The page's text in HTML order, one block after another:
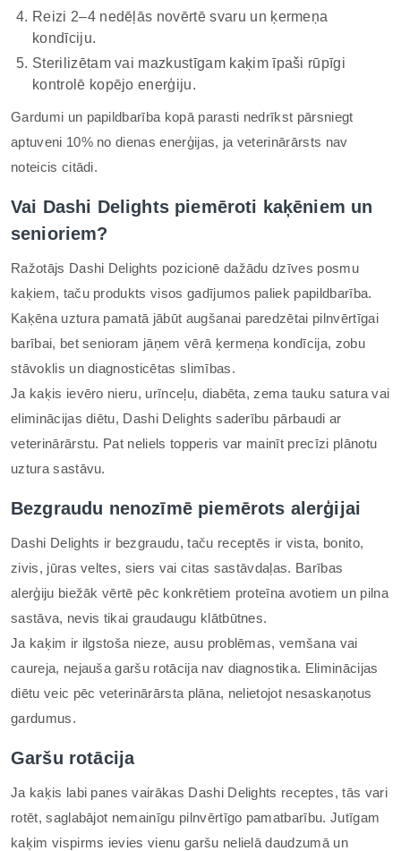
Reizi 2–4 nedēļās novērtē svaru un ķermeņa
kondīciju.
Sterilizētam vai mazkustīgam kaķim īpaši rūpīgi
kontrolē kopējo enerģiju.
Gardumi un papildbarība kopā parasti nedrīkst pārsniegt
aptuveni 10% no dienas enerģijas, ja veterinārārsts nav
noteicis citādi.
Vai Dashi Delights piemēroti kaķēniem un
senioriem?
Ražotājs Dashi Delights pozicionē dažādu dzīves posmu
kaķiem, taču produkts visos gadījumos paliek papildbarība.
Kaķēna uztura pamatā jābūt augšanai paredzētai pilnvērtīgai
barībai, bet senioram jāņem vērā ķermeņa kondīcija, zobu
stāvoklis un diagnosticētas slimības.
Ja kaķis ievēro nieru, urīnceļu, diabēta, zema tauku satura vai
eliminācijas diētu, Dashi Delights saderību pārbaudi ar
veterinārārstu. Pat neliels topperis var mainīt precīzi plānotu
uztura sastāvu.
Bezgraudu nenozīmē piemērots alerģijai
Dashi Delights ir bezgraudu, taču receptēs ir vista, bonito,
zivis, jūras veltes, siers vai citas sastāvdaļas. Barības
alerģiju biežāk vērtē pēc konkrētiem proteīna avotiem un pilna
sastāva, nevis tikai graudaugu klātbūtnes.
Ja kaķim ir ilgstoša nieze, ausu problēmas, vemšana vai
caureja, nejauša garšu rotācija nav diagnostika. Eliminācijas
diētu veic pēc veterinārārsta plāna, nelietojot nesaskaņotus
gardumus.
Garšu rotācija
Ja kaķis labi panes vairākas Dashi Delights receptes, tās vari
rotēt, saglabājot nemainīgu pilnvērtīgo pamatbarību. Jutīgam
kaķim vispirms ievies vienu garšu nelielā daudzumā un